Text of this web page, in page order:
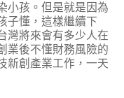
小孩。但是就是因為
子懂，這樣繼續下
灣將來會有多少人在
業後不懂財務風險的
新創產業工作，一天